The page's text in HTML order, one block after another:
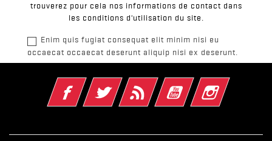
trouverez pour cela nos informations de contact dans
les conditions d'utilisation du site.
Enim quis fugiat consequat elit minim nisi eu
occaecat occaecat deserunt aliquip nisi ex deserunt.
FacebookTwitter Rss YouTube Instagram